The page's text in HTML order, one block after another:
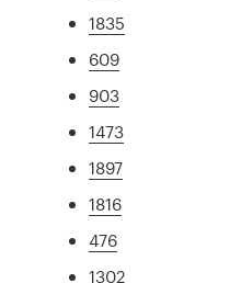
1835
609
903
1473
1897
1816
476
1302